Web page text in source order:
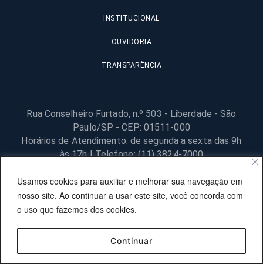
Usamos cookies para auxiliar e melhorar sua navegação em
nosso site. Ao continuar a usar este site, você concorda com
o uso que fazemos dos cookies.
Continuar
INSTITUCIONAL
OUVIDORIA
TRANSPARÊNCIA
Rua Conselheiro Furtado, n.º 503 - Liberdade - São
Paulo/SP - CEP: 01511-000
Horários de Atendimento: de segunda a sexta das 9h
às 17h | Telefone: (11) 3824-7000
© 2025 Fundação Procon – SP – Todos os direitos reservados. |
Site desenvolvido pela PRODESP.